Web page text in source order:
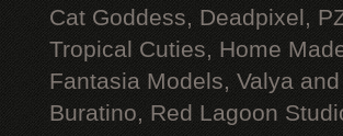
Cat Goddess, Deadpixel,
Tropical Cuties, Home
Fantasia Models, Valya
Buratino, Red Lagoon